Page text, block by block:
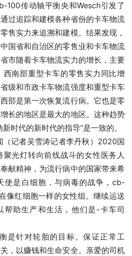
100传动轴平衡央和Wesch引发了
过追踪和建模各种省份的卡车物流
售实力来追溯和建模。结果发现，
国省和自治区的零售业和卡车物流
市随着卡车物流实力的增长，主要
西南部重型卡车的零售实力同比增
级和市政卡车物流强度和重型卡车
部是第一次恢复流行病。它也是零
长的地区是最大的地区。这种趋势
时代的新时代的指导”是一致的。
记者吴雪涛记者李丹秋）2020国
光灯转向前线战斗的女性医务人
献精神，为流行病中的国家带来希
使是白细胞，与病毒的战争，cb-
像红细胞一样的女性组。继续运送
帮助生产和生活，他们是-卡车司
是针对轮胎的目标。保证正常工
，以赚钱和生命安全。亲爱的司机